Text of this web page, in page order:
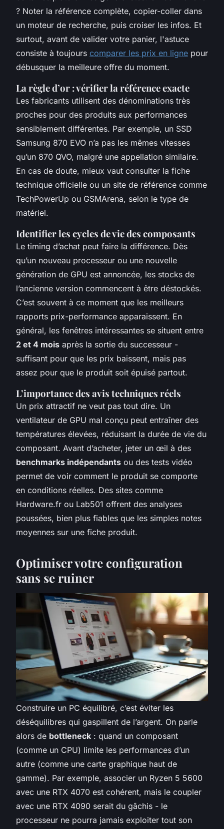
? Noter la référence complète, copier-coller dans
un moteur de recherche, puis croiser les infos. Et
surtout, avant de valider votre panier, l'astuce
consiste à toujours comparer les prix en ligne pour
débusquer la meilleure offre du moment.
La règle d’or : vérifier la référence exacte
Les fabricants utilisent des dénominations très
proches pour des produits aux performances
sensiblement différentes. Par exemple, un SSD
Samsung 870 EVO n’a pas les mêmes vitesses
qu’un 870 QVO, malgré une appellation similaire.
En cas de doute, mieux vaut consulter la fiche
technique officielle ou un site de référence comme
TechPowerUp ou GSMArena, selon le type de
matériel.
Identifier les cycles de vie des composants
Le timing d’achat peut faire la différence. Dès
qu’un nouveau processeur ou une nouvelle
génération de GPU est annoncée, les stocks de
l’ancienne version commencent à être déstockés.
C’est souvent à ce moment que les meilleurs
rapports prix-performance apparaissent. En
général, les fenêtres intéressantes se situent entre
2 et 4 mois après la sortie du successeur -
suffisant pour que les prix baissent, mais pas
assez pour que le produit soit épuisé partout.
L’importance des avis techniques réels
Un prix attractif ne veut pas tout dire. Un
ventilateur de GPU mal conçu peut entraîner des
températures élevées, réduisant la durée de vie du
composant. Avant d’acheter, jeter un œil à des
benchmarks indépendants ou des tests vidéo
permet de voir comment le produit se comporte
en conditions réelles. Des sites comme
Hardware.fr ou Lab501 offrent des analyses
poussées, bien plus fiables que les simples notes
moyennes sur une fiche produit.
Optimiser votre configuration
sans se ruiner
Construire un PC équilibré, c’est éviter les
déséquilibres qui gaspillent de l’argent. On parle
alors de bottleneck : quand un composant
(comme un CPU) limite les performances d’un
autre (comme une carte graphique haut de
gamme). Par exemple, associer un Ryzen 5 5600
avec une RTX 4070 est cohérent, mais le coupler
avec une RTX 4090 serait du gâchis - le
processeur ne pourra jamais exploiter tout son